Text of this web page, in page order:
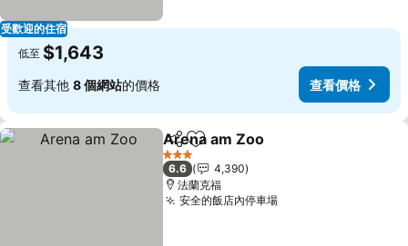
受歡迎的住宿
低至 $1,643
查看其他 8 個網站的價格 查看價格
分享 加入我的最愛
Arena am Zoo
3 星級
6.6
4,390
法蘭克福
安全的飯店內停車場